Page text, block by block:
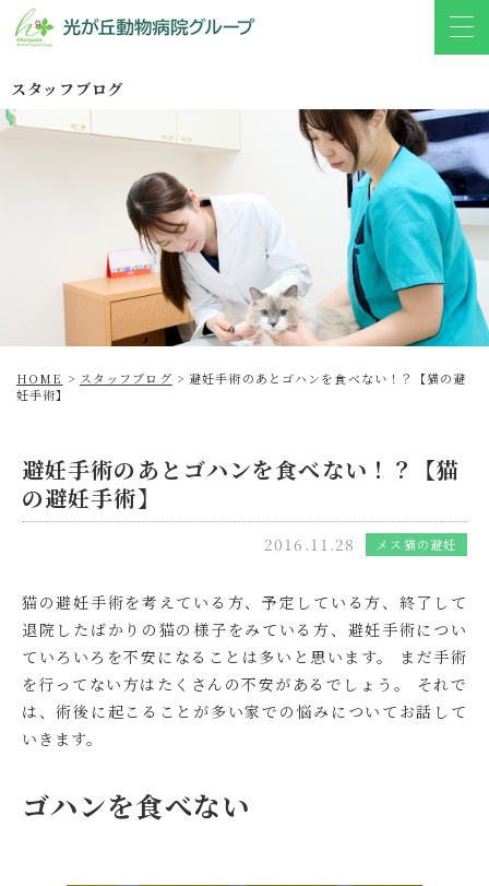
スタッフブログ
HOME > スタッフブログ > 避妊手術のあとゴハンを食べない！？【猫の避
妊手術】
避妊手術のあとゴハンを食べない！？【猫
の避妊手術】
2016.11.28 メス猫の避妊
猫の避妊手術を考えている方、予定している方、終了して
退院したばかりの猫の様子をみている方、避妊手術につい
ていろいろを不安になることは多いと思います。 まだ手術
を行ってない方はたくさんの不安があるでしょう。 それで
は、術後に起こることが多い家での悩みについてお話して
いきます。
ゴハンを食べない